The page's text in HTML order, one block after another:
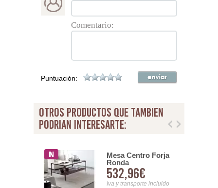
Comentario:
Puntuación:
otros productos que tambien
podrian interesarte:
Mesa Centro Forja
Ronda
532,96€
Iva y transporte incluido